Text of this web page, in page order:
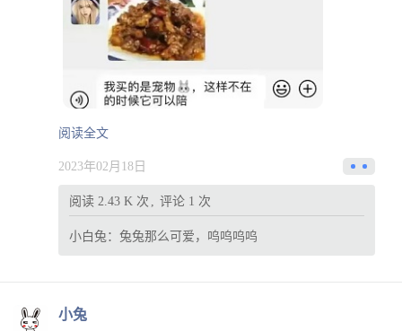
阅读全文
2023年02月18日
阅读 2.43 K 次 评论 1 次
小白兔： 兔兔那么可爱，呜呜呜呜
小兔